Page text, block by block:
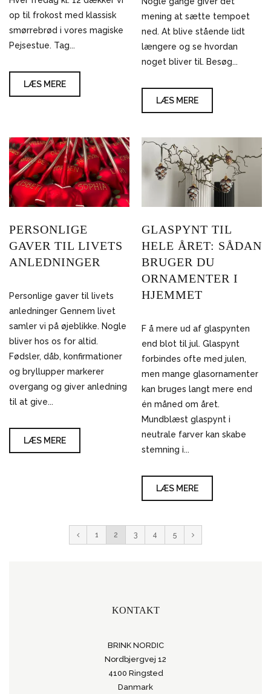
op til frokost med klassisk
smørrebrød i vores magiske
Pejsestue. Tag...
LÆS MERE
mening at sætte tempoet
ned. At blive stående lidt
længere og se hvordan
noget bliver til. Besøg...
LÆS MERE
PERSONLIGE
GAVER TIL LIVETS
ANLEDNINGER
Personlige gaver til livets
anledninger Gennem livet
samler vi på øjeblikke. Nogle
bliver hos os for altid.
Fødsler, dåb, konfirmationer
og bryllupper markerer
overgang og giver anledning
til at give...
LÆS MERE
GLASPYNT TIL
HELE ÅRET: SÅDAN
BRUGER DU
ORNAMENTER I
HJEMMET
F å mere ud af glaspynten
end blot til jul. Glaspynt
forbindes ofte med julen,
men mange glasornamenter
kan bruges langt mere end
én måned om året.
Mundblæst glaspynt i
neutrale farver kan skabe
stemning i...
LÆS MERE
1 2 3 4 5
KONTAKT
BRINK NORDIC
Nordbjergvej 12
4100 Ringsted
Danmark